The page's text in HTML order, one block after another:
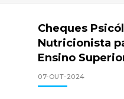
Cheques
Nutricionista
Ensino
07-OUT-2024